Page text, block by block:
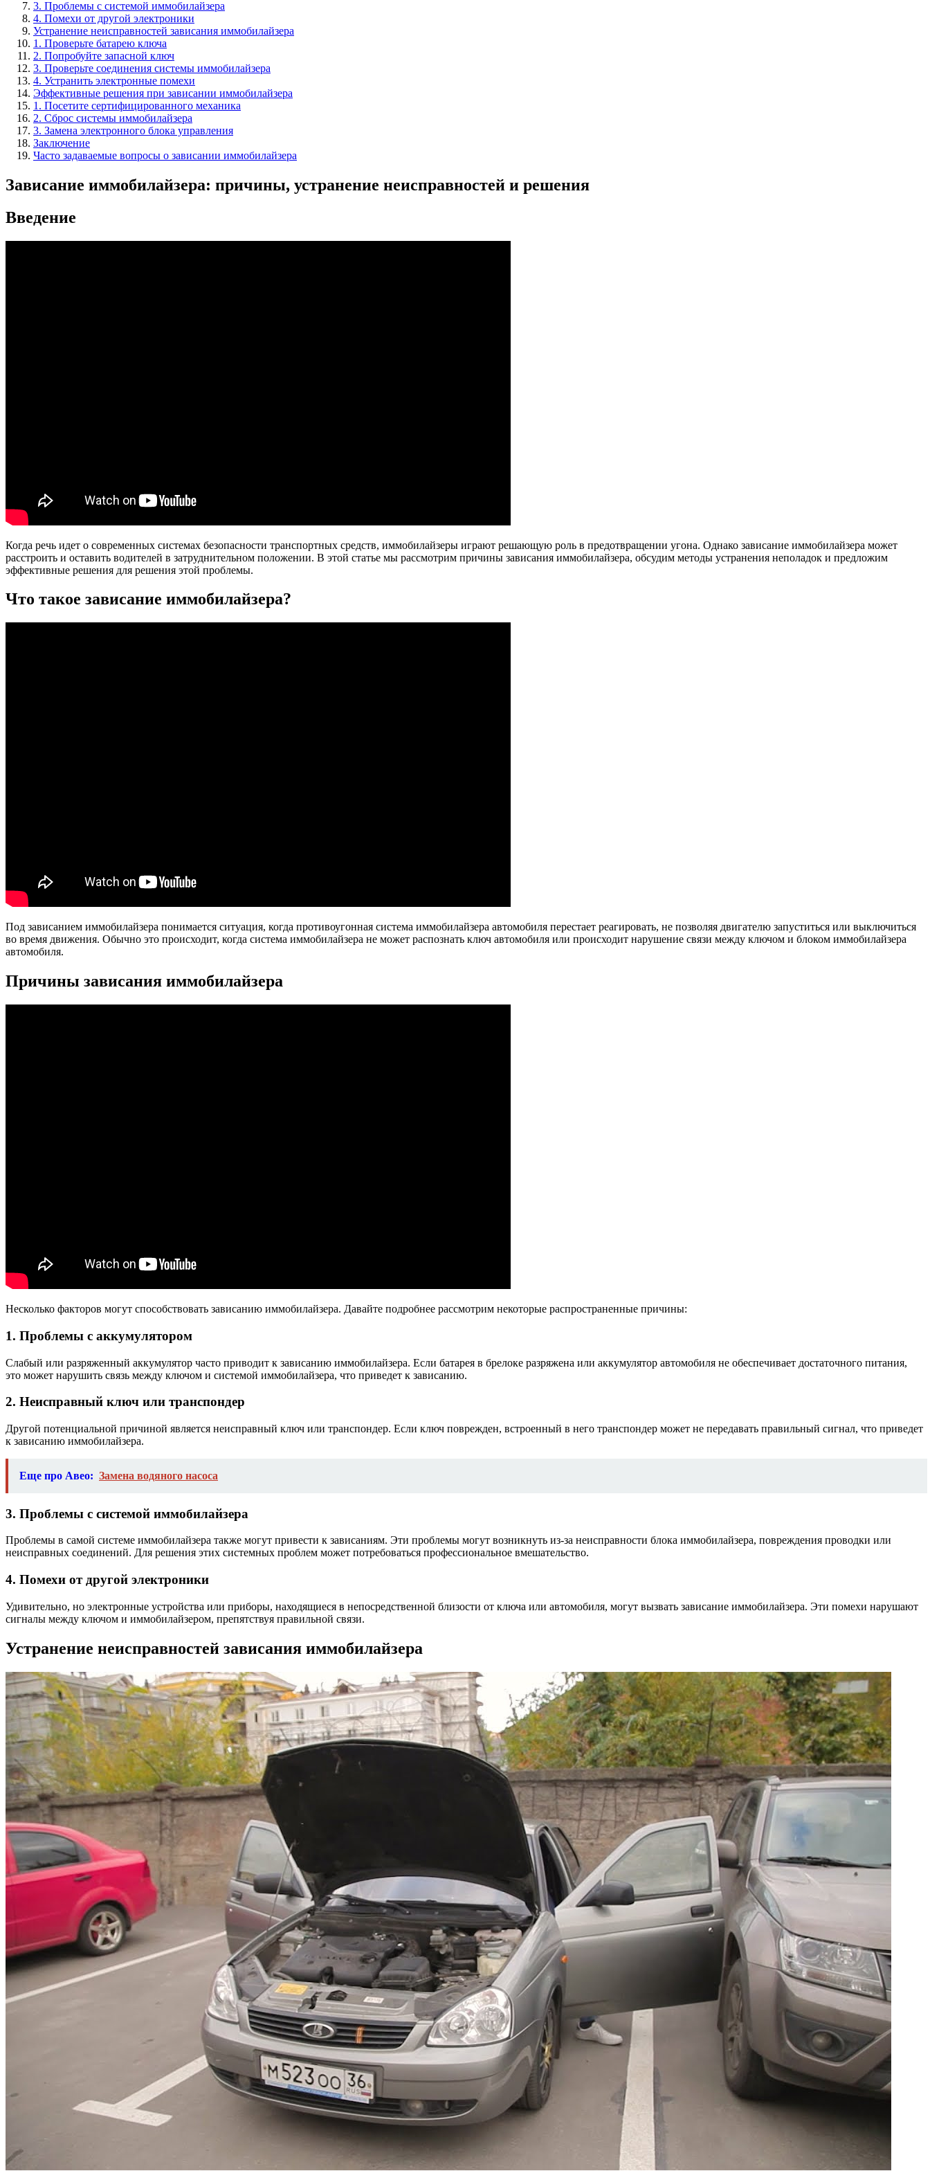
3. Проблемы с системой иммобилайзера
4. Помехи от другой электроники
Устранение неисправностей зависания иммобилайзера
1. Проверьте батарею ключа
2. Попробуйте запасной ключ
3. Проверьте соединения системы иммобилайзера
4. Устранить электронные помехи
Эффективные решения при зависании иммобилайзера
1. Посетите сертифицированного механика
2. Сброс системы иммобилайзера
3. Замена электронного блока управления
Заключение
Часто задаваемые вопросы о зависании иммобилайзера
Зависание иммобилайзера: причины, устранение неисправностей и решения
Введение
Когда речь идет о современных системах безопасности транспортных средств, иммобилайзеры играют решающую роль в предотвращении угона. Однако зависание иммобилайзера может
расстроить и оставить водителей в затруднительном положении. В этой статье мы рассмотрим причины зависания иммобилайзера, обсудим методы устранения неполадок и предложим
эффективные решения для решения этой проблемы.
Что такое зависание иммобилайзера?
Под зависанием иммобилайзера понимается ситуация, когда противоугонная система иммобилайзера автомобиля перестает реагировать, не позволяя двигателю запуститься или выключиться
во время движения. Обычно это происходит, когда система иммобилайзера не может распознать ключ автомобиля или происходит нарушение связи между ключом и блоком иммобилайзера
автомобиля.
Причины зависания иммобилайзера
Несколько факторов могут способствовать зависанию иммобилайзера. Давайте подробнее рассмотрим некоторые распространенные причины:
1. Проблемы с аккумулятором
Слабый или разряженный аккумулятор часто приводит к зависанию иммобилайзера. Если батарея в брелоке разряжена или аккумулятор автомобиля не обеспечивает достаточного питания,
это может нарушить связь между ключом и системой иммобилайзера, что приведет к зависанию.
2. Неисправный ключ или транспондер
Другой потенциальной причиной является неисправный ключ или транспондер. Если ключ поврежден, встроенный в него транспондер может не передавать правильный сигнал, что приведет
к зависанию иммобилайзера.
Еще про Авео: Замена водяного насоса
3. Проблемы с системой иммобилайзера
Проблемы в самой системе иммобилайзера также могут привести к зависаниям. Эти проблемы могут возникнуть из-за неисправности блока иммобилайзера, повреждения проводки или
неисправных соединений. Для решения этих системных проблем может потребоваться профессиональное вмешательство.
4. Помехи от другой электроники
Удивительно, но электронные устройства или приборы, находящиеся в непосредственной близости от ключа или автомобиля, могут вызвать зависание иммобилайзера. Эти помехи нарушают
сигналы между ключом и иммобилайзером, препятствуя правильной связи.
Устранение неисправностей зависания иммобилайзера